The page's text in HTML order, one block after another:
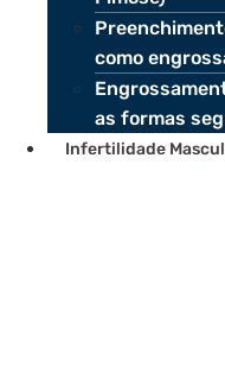
como
as formas
Infertilidade